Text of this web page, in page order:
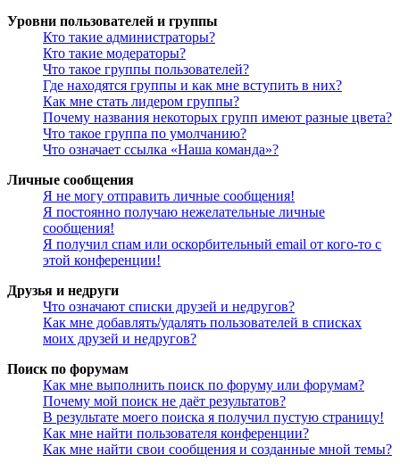
Уровни пользователей и группы
Кто такие администраторы?
Кто такие модераторы?
Что такое группы пользователей?
Где находятся группы и как мне вступить в них?
Как мне стать лидером группы?
Почему названия некоторых групп имеют разные цвета?
Что такое группа по умолчанию?
Что означает ссылка «Наша команда»?
Личные сообщения
Я не могу отправить личные сообщения!
Я постоянно получаю нежелательные личные
сообщения!
Я получил спам или оскорбительный email от кого-то с
этой конференции!
Друзья и недруги
Что означают списки друзей и недругов?
Как мне добавлять/удалять пользователей в списках
моих друзей и недругов?
Поиск по форумам
Как мне выполнить поиск по форуму или форумам?
Почему мой поиск не даёт результатов?
В результате моего поиска я получил пустую страницу!
Как мне найти пользователя конференции?
Как мне найти свои сообщения и созданные мной темы?